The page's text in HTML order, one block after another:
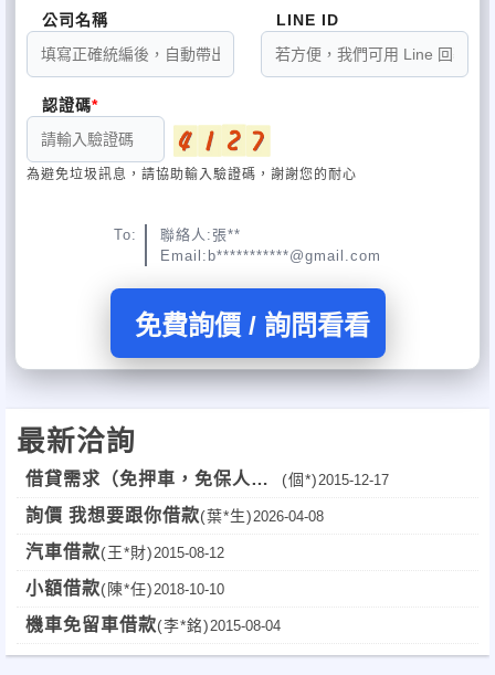
公司名稱 LINE ID
認證碼
為避免垃圾訊息，請協助輸入驗證碼，謝謝您的耐心
To:
聯絡人:張**
Email:b***********@gmail.com
免費詢價 / 詢問看看
最新洽詢
借貸需求（免押車，免保人）
北部
(個*) 2015-12-17
詢價 我想要跟你借款(葉*生) 2026-04-08
汽車借款(王*財) 2015-08-12
小額借款(陳*任) 2018-10-10
機車免留車借款(李*銘) 2015-08-04